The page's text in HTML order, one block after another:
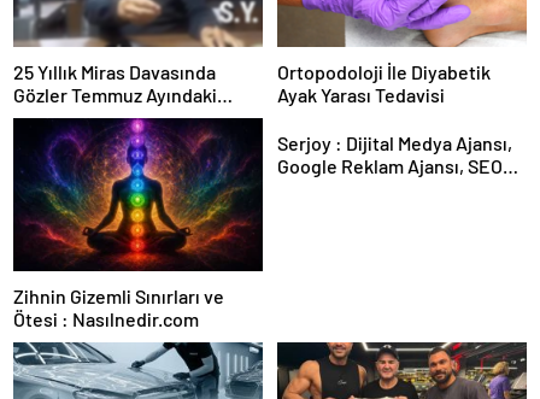
25 Yıllık Miras Davasında
Gözler Temmuz Ayındaki
Karar Duruşmasına Çevrildi
Ortopodoloji İle Diyabetik
Ayak Yarası Tedavisi
Zihnin Gizemli Sınırları ve
Ötesi : Nasılnedir.com
Serjoy : Dijital Medya Ajansı,
Google Reklam Ajansı, SEO